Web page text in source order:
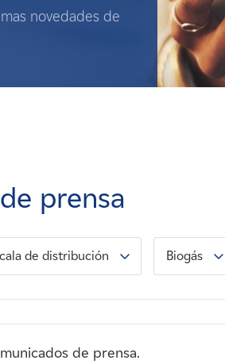
novedades de
prensa
de distribución Biogás
de prensa.